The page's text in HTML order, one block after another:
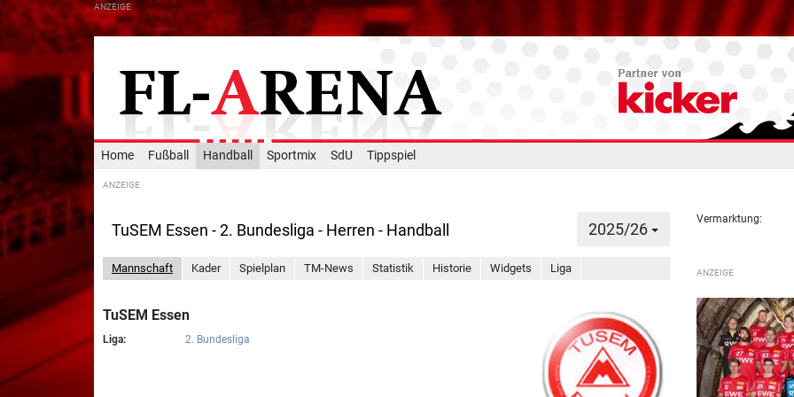
Home Fußball Handball Sportmix SdU Tippspiel
2025/26
TuSEM Essen - 2. Bundesliga - Herren - Handball
Mannschaft Kader Spielplan TM-News Statistik Historie Widgets Liga
TuSEM Essen
Liga: 2. Bundesliga
Vermarktung: